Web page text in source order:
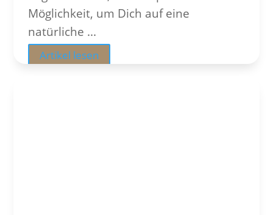
Möglichkeit, um Dich auf eine
natürliche ...
Artikel lesen